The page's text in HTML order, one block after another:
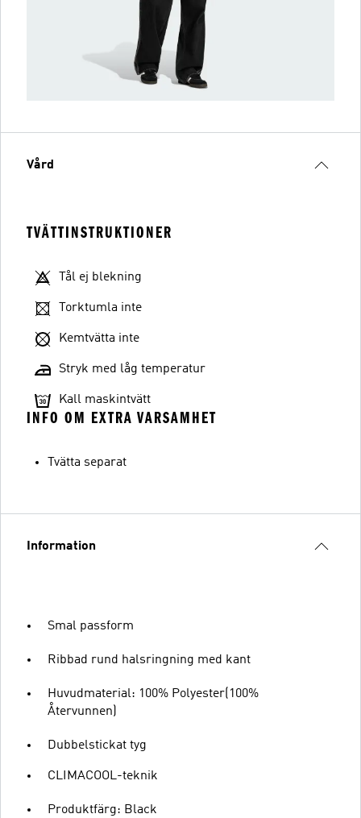
Vård
TVÄTTINSTRUKTIONER
Tål ej blekning
Torktumla inte
Kemtvätta inte
Stryk med låg temperatur
Kall maskintvätt
INFO OM EXTRA VARSAMHET
Tvätta separat
Information
Smal passform
Ribbad rund halsringning med kant
Huvudmaterial: 100% Polyester(100%
Återvunnen)
Dubbelstickat tyg
CLIMACOOL-teknik
Produktfärg: Black